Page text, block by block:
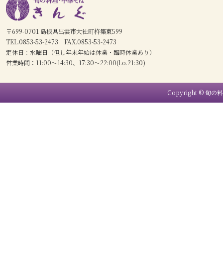
〒699-0701 島根県出雲市大社町杵築東599
TEL.0853-53-2473 FAX.0853-53-2473
定休日：水曜日（但し年末年始は休業・臨時休業あり）
営業時間：11:00〜14:30、17:30〜22:00(l.o.21:30)
Copyright © 旬の